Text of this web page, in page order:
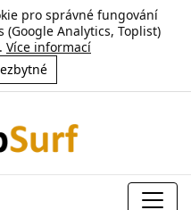
pro správné fungování
Analytics, Toplist)
Více informací